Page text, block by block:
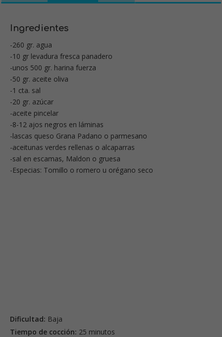
Ingredientes
-260 gr. agua
-10 gr levadura fresca panadero
-unos 500 gr. harina fuerza
-50 gr. aceite oliva
-1 cta. sal
-20 gr. azúcar
-aceite pincelar
-8-12 ajos negros en láminas
-lascas queso Grana Padano o parmesano
-aceitunas verdes rellenas o alcaparras
-sal en escamas, Maldon o gruesa
-Especias: Tomillo o romero u orégano seco
Dificultad: Baja
Tiempo de cocción: 25 minutos